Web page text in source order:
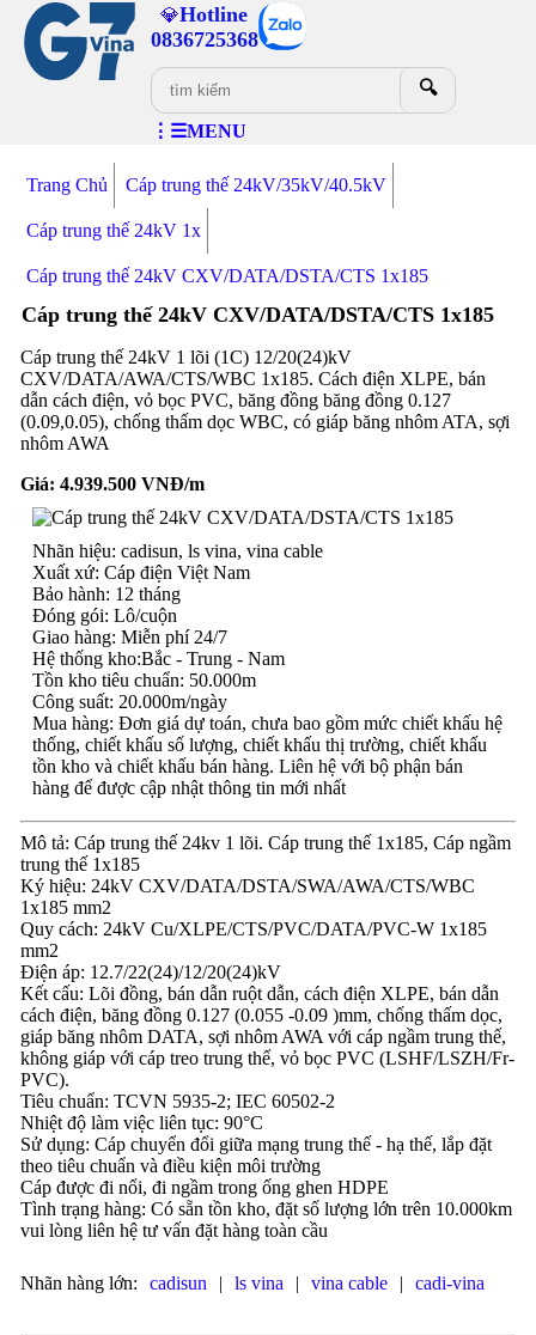
💎Hotline
0836725368
🔍
⋮☰MENU
Trang Chủ Cáp trung thế 24kV/35kV/40.5kV
Cáp trung thế 24kV 1x
Cáp trung thế 24kV CXV/DATA/DSTA/CTS 1x185
Cáp trung thế 24kV CXV/DATA/DSTA/CTS 1x185
Cáp trung thế 24kV 1 lõi (1C) 12/20(24)kV
CXV/DATA/AWA/CTS/WBC 1x185. Cách điện XLPE, bán
dẫn cách điện, vỏ bọc PVC, băng đồng băng đồng 0.127
(0.09,0.05), chống thấm dọc WBC, có giáp băng nhôm ATA, sợi
nhôm AWA
Giá: 4.939.500VNĐ/m
Nhãn hiệu: cadisun, ls vina, vina cable
Xuất xứ: Cáp điện Việt Nam
Bảo hành: 12 tháng
Đóng gói: Lô/cuộn
Giao hàng: Miễn phí 24/7
Hệ thống kho:Bắc - Trung - Nam
Tồn kho tiêu chuẩn: 50.000m
Công suất: 20.000m/ngày
Mua hàng: Đơn giá dự toán, chưa bao gồm mức chiết khấu hệ
thống, chiết khấu số lượng, chiết khấu thị trường, chiết khấu
tồn kho và chiết khấu bán hàng. Liên hệ với bộ phận bán
hàng để được cập nhật thông tin mới nhất
Mô tả: Cáp trung thế 24kv 1 lõi. Cáp trung thế 1x185, Cáp ngầm
trung thế 1x185
Ký hiệu: 24kV CXV/DATA/DSTA/SWA/AWA/CTS/WBC
1x185 mm2
Quy cách: 24kV Cu/XLPE/CTS/PVC/DATA/PVC-W 1x185
mm2
Điện áp: 12.7/22(24)/12/20(24)kV
Kết cấu: Lõi đồng, bán dẫn ruột dẫn, cách điện XLPE, bán dẫn
cách điện, băng đồng 0.127 (0.055 -0.09 )mm, chống thấm dọc,
giáp băng nhôm DATA, sợi nhôm AWA với cáp ngầm trung thế,
không giáp với cáp treo trung thế, vỏ bọc PVC (LSHF/LSZH/Fr-
PVC).
Tiêu chuẩn: TCVN 5935-2; IEC 60502-2
Nhiệt độ làm việc liên tục: 90°C
Sử dụng: Cáp chuyển đổi giữa mạng trung thế - hạ thế, lắp đặt
theo tiêu chuẩn và điều kiện môi trường
Cáp được đi nổi, đi ngầm trong ống ghen HDPE
Tình trạng hàng: Có sẵn tồn kho, đặt số lượng lớn trên 10.000km
vui lòng liên hệ tư vấn đặt hàng toàn cầu
Nhãn hàng lớn: cadisun | ls vina | vina cable | cadi-vina